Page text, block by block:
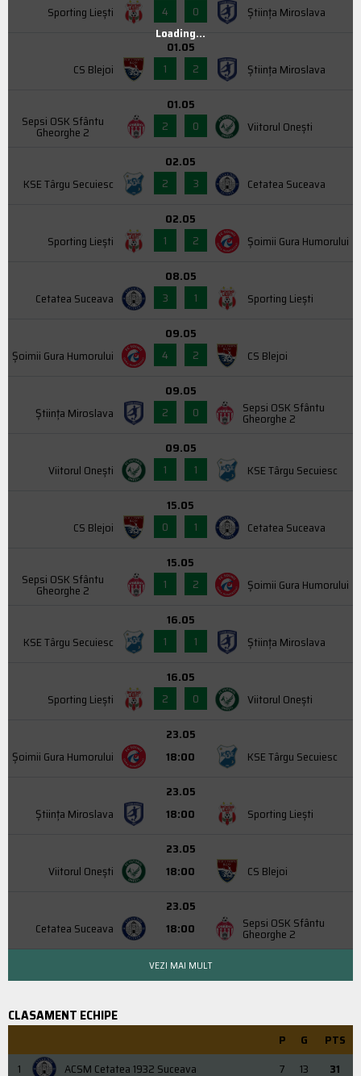
Sporting Liești
4
0 Știința Miroslava
CS Blejoi
01.05
1
2 Știința Miroslava
Sepsi OSK Sfântu
Gheorghe 2
01.05
2
0 Viitorul Onești
KSE Târgu Secuiesc
02.05
2
3 Cetatea Suceava
Sporting Liești
02.05
1
2 Şoimii Gura Humorului
Cetatea Suceava
08.05
3
1 Sporting Liești
Şoimii Gura Humorului
09.05
4
2 CS Blejoi
Știința Miroslava
09.05
2
0 Sepsi OSK Sfântu
Gheorghe 2
Viitorul Onești
09.05
1
1 KSE Târgu Secuiesc
CS Blejoi
15.05
0
1 Cetatea Suceava
Sepsi OSK Sfântu
Gheorghe 2
15.05
1
2 Şoimii Gura Humorului
KSE Târgu Secuiesc
16.05
1
1 Știința Miroslava
Sporting Liești
16.05
2
0 Viitorul Onești
Şoimii Gura Humorului
23.05
18:00
KSE Târgu Secuiesc
Știința Miroslava
23.05
18:00
Sporting Liești
Viitorul Onești
23.05
18:00
CS Blejoi
Cetatea Suceava
23.05
18:00
Sepsi OSK Sfântu
Gheorghe 2
Loading...
VEZI MAI MULT
CLASAMENT ECHIPE
P G
PTS
1
ACSM Cetatea 1932 Suceava 7 13 31